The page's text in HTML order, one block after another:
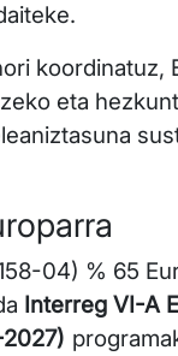
koordinatuz,
eta
04) % 65
Interreg VI-A